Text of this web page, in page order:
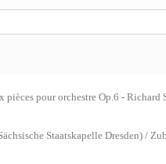
pour orchestre Op.6 - Richard
Staatskapelle Dresden) /